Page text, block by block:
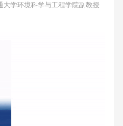
大学环境科学与工程学院副教授